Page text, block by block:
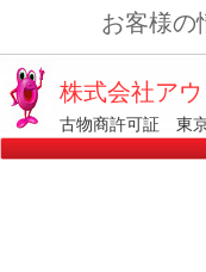
お客様の
株式会社ア
古物商許可証 東